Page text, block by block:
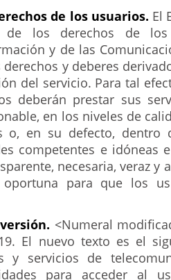
de los usuarios. El
de los derechos de
y de las
y deberes
del servicio. Para tal
deberán prestar sus
en los niveles de
o, en su defecto, dentro
competentes e idóneas
necesaria, veraz y
para que los
<Numeral
El nuevo texto es el
y servicios de
para acceder al